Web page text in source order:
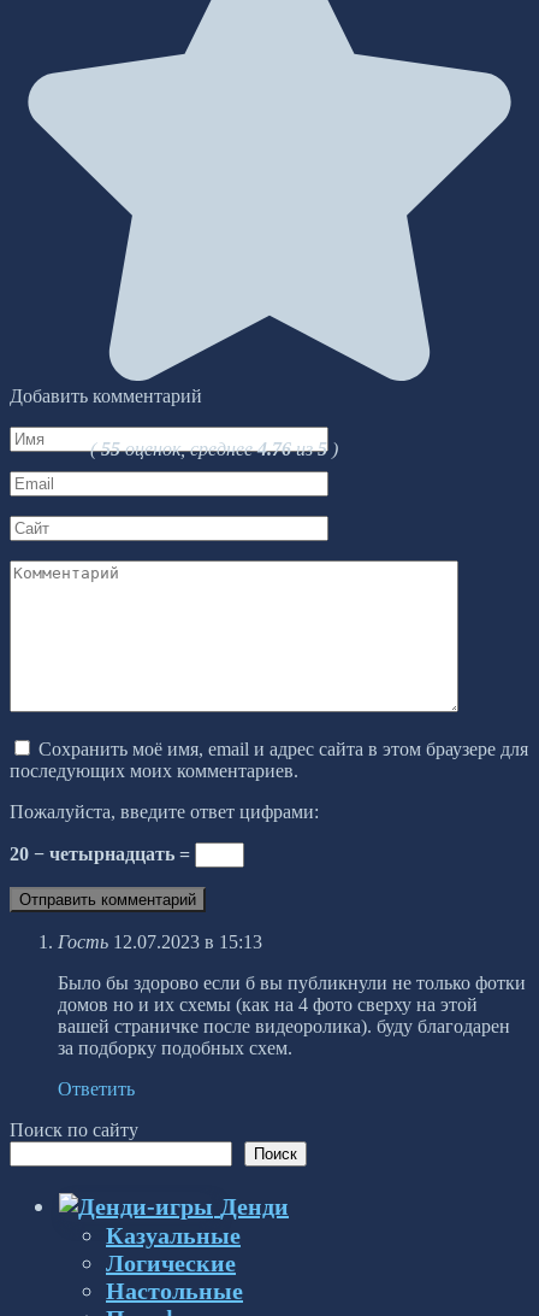
(55оценок, среднее4.76из5)
Добавить комментарий
Имя
*
Email
*
Сайт
Комментарий
Сохранить моё имя, email и адрес сайта в этом браузере для
последующих моих комментариев.
Пожалуйста, введите ответ цифрами:
20 − четырнадцать =
Гость 12.07.2023 в 15:13
Было бы здорово если б вы публикнули не только фотки
домов но и их схемы (как на 4 фото сверху на этой
вашей страничке после видеоролика). буду благодарен
за подборку подобных схем.
Ответить
Поиск по сайту
Поиск
Денди
Казуальные
Логические
Настольные